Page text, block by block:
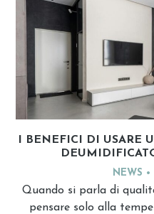
I BENEFICI DI USARE
NEWS
Quando si parla di
pensare solo alla